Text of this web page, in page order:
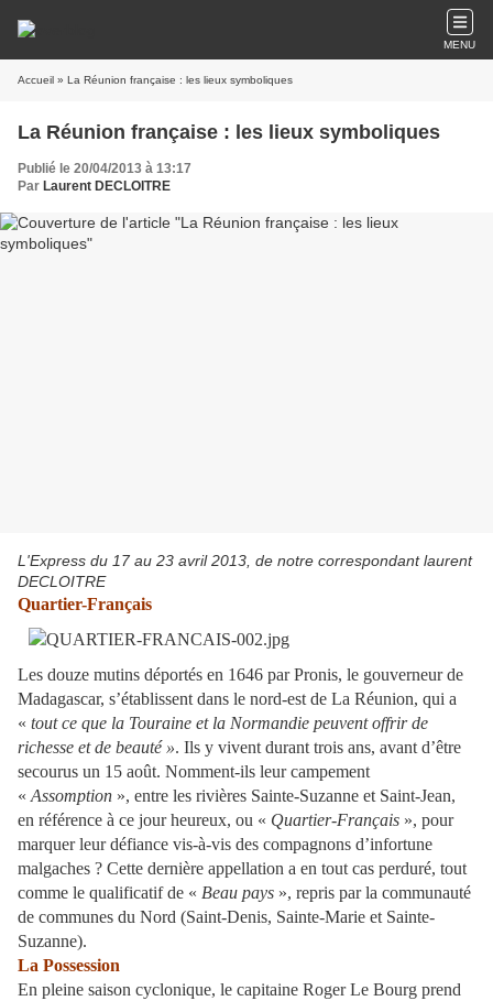
MENU
Accueil » La Réunion française : les lieux symboliques
La Réunion française : les lieux symboliques
Publié le 20/04/2013 à 13:17
Par Laurent DECLOITRE
L'Express du 17 au 23 avril 2013, de notre correspondant laurent
DECLOITRE
Quartier-Français
Les douze mutins déportés en 1646 par Pronis, le gouverneur de
Madagascar, s’établissent dans le nord-est de La Réunion, qui a
« tout ce que la Touraine et la Normandie peuvent offrir de
richesse et de beauté ». Ils y vivent durant trois ans, avant d’être
secourus un 15 août. Nomment-ils leur campement
« Assomption », entre les rivières Sainte-Suzanne et Saint-Jean,
en référence à ce jour heureux, ou « Quartier-Français », pour
marquer leur défiance vis-à-vis des compagnons d’infortune
malgaches ? Cette dernière appellation a en tout cas perduré, tout
comme le qualificatif de « Beau pays », repris par la communauté
de communes du Nord (Saint-Denis, Sainte-Marie et Sainte-
Suzanne).
La Possession
En pleine saison cyclonique, le capitaine Roger Le Bourg prend